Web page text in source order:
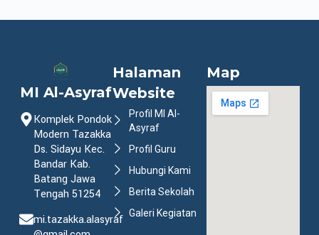
MI Al-Asyraf
Komplek Pondok
Modern Tazakka
Ds. Sidayu Kec.
Bandar Kab.
Batang Jawa
Tengah 51254
mi.tazakka.alasyraf
Halaman
Website
Profil MI Al-
Asyraf
Profil Guru
Hubungi Kami
Berita Sekolah
Galeri Kegiatan
Map